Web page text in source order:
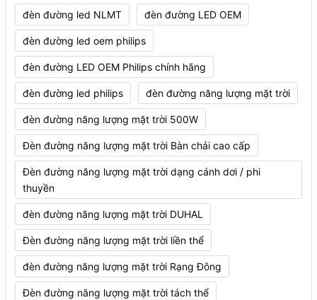
đèn đường led NLMT đèn đường LED OEM
đèn đường led oem philips
đèn đường LED OEM Philips chính hãng
đèn đường led philips đèn đường năng lượng mặt trời
đèn đường năng lượng mặt trời 500W
Đèn đường năng lượng mặt trời Bàn chải cao cấp
Đèn đường năng lượng mặt trời dạng cánh dơi / phi
thuyền
đèn đường năng lượng mặt trời DUHAL
Đèn đường năng lượng mặt trời liền thể
đèn đường năng lượng mặt trời Rạng Đông
Đèn đường năng lượng mặt trời tách thể